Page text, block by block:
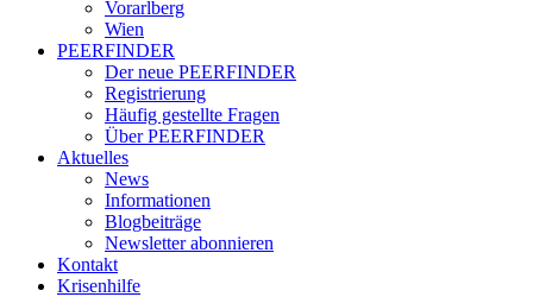
Vorarlberg
Wien
PEERFINDER
Der neue PEERFINDER
Registrierung
Häufig gestellte Fragen
Über PEERFINDER
Aktuelles
News
Informationen
Blogbeiträge
Newsletter abonnieren
Kontakt
Krisenhilfe